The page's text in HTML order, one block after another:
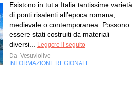
Esistono in tutta Italia tantissime varietà
di ponti risalenti all’epoca romana,
medievale o contemporanea. Possono
essere stati costruiti da materiali
diversi...
Leggere il seguito
Da Vesuviolive
INFORMAZIONE REGIONALE